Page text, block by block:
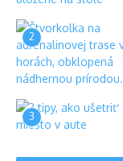
2
3